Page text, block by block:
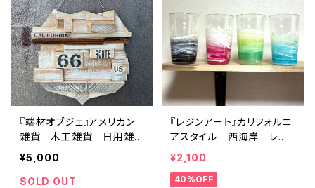
『端材オブジェ』アメリカン
雑貨 木工雑貨 日用雑
貨 ハンドメイド
¥5,000
SOLD OUT
『レジンアート』カリフォルニ
アスタイル 西海岸 レジ
ンクラフト 夏 波アー
ト 海アート
¥2,100
40%OFF